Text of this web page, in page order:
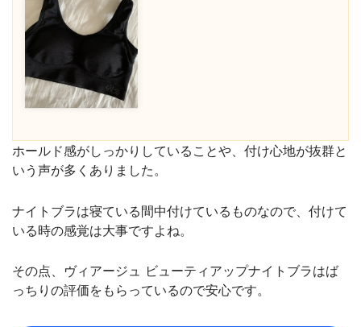
ホールド感がしっかりしていることや、付け心地が抜群と
いう声が多くありました。
ナイトブラは寝ている間中付けているものなので、付けて
いる時の感覚は大事ですよね。
その点、ヴィアージュ ビューティアップナイトブラはば
っちりの評価をもらっているので安心です。